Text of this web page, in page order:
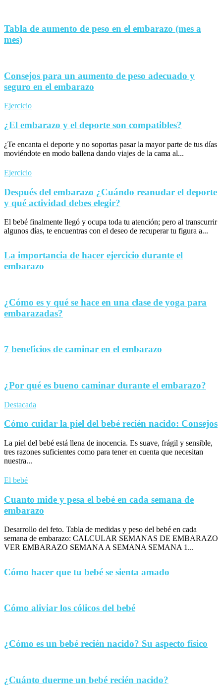
Tabla de aumento de peso en el embarazo (mes a
mes)
Consejos para un aumento de peso adecuado y
seguro en el embarazo
Ejercicio
¿El embarazo y el deporte son compatibles?
¿Te encanta el deporte y no soportas pasar la mayor parte de tus días
moviéndote en modo ballena dando viajes de la cama al...
Ejercicio
Después del embarazo ¿Cuándo reanudar el deporte
y qué actividad debes elegir?
El bebé finalmente llegó y ocupa toda tu atención; pero al transcurrir
algunos días, te encuentras con el deseo de recuperar tu figura a...
La importancia de hacer ejercicio durante el
embarazo
¿Cómo es y qué se hace en una clase de yoga para
embarazadas?
7 beneficios de caminar en el embarazo
¿Por qué es bueno caminar durante el embarazo?
Destacada
Cómo cuidar la piel del bebé recién nacido: Consejos
La piel del bebé está llena de inocencia. Es suave, frágil y sensible,
tres razones suficientes como para tener en cuenta que necesitan
nuestra...
El bebé
Cuanto mide y pesa el bebé en cada semana de
embarazo
Desarrollo del feto. Tabla de medidas y peso del bebé en cada
semana de embarazo: CALCULAR SEMANAS DE EMBARAZO
VER EMBARAZO SEMANA A SEMANA SEMANA 1...
Cómo hacer que tu bebé se sienta amado
Cómo aliviar los cólicos del bebé
¿Cómo es un bebé recién nacido? Su aspecto físico
¿Cuánto duerme un bebé recién nacido?